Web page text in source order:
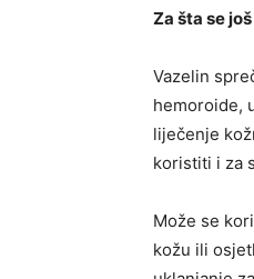
Za šta se
Vazelin
hemoroide,
liječenje
koristiti i za
Može se
kožu ili